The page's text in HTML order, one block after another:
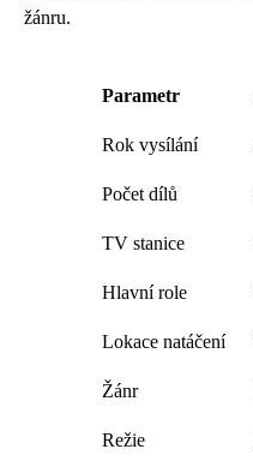
žánru.
Parametr
Rok vysílání
Počet dílů
TV stanice
Hlavní role
Lokace natáčení
Žánr
Režie